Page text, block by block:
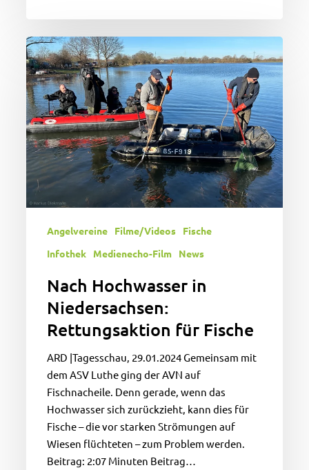
Nach
Hochwasser
in
Niedersachsen:
Rettungsaktion
für
Fische
Angelvereine Filme/Videos
Fische
Infothek
Medienecho-Film News
Nach Hochwasser in
Niedersachsen:
Rettungsaktion für Fische
ARD |Tagesschau, 29.01.2024 Gemeinsam mit
dem ASV Luthe ging der AVN auf
Fischnacheile. Denn gerade, wenn das
Hochwasser sich zurückzieht, kann dies für
Fische – die vor starken Strömungen auf
Wiesen flüchteten – zum Problem werden.
Beitrag: 2:07 Minuten Beitrag…